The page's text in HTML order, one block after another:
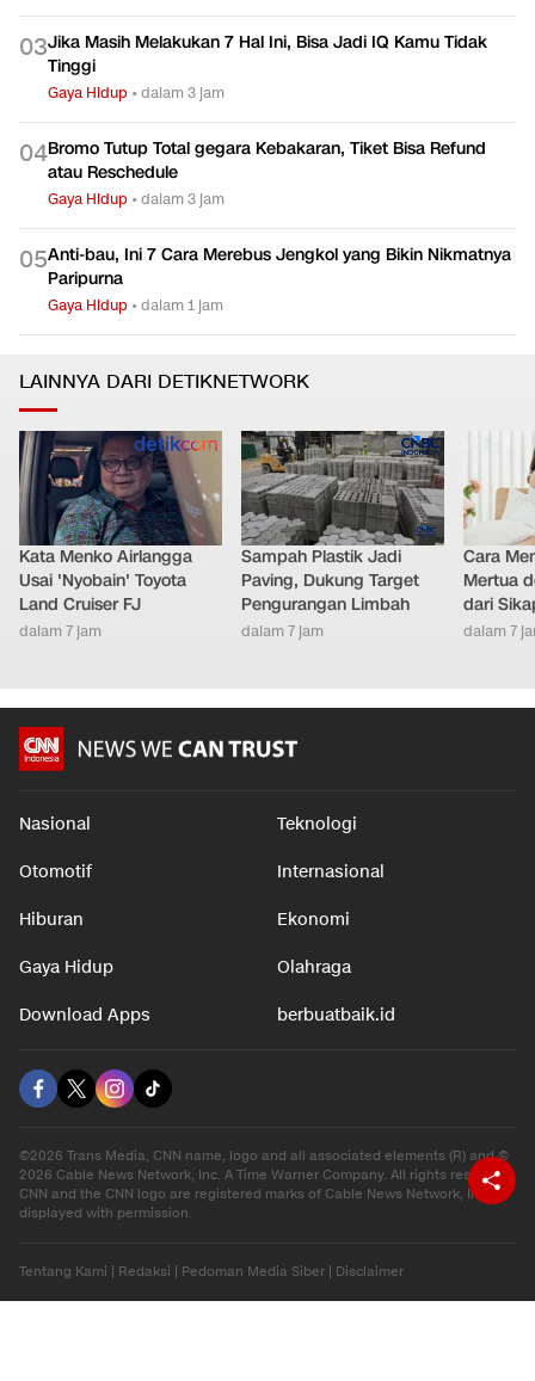
03Jika Masih Melakukan 7 Hal Ini, Bisa Jadi IQ Kamu Tidak
Tinggi
Gaya Hidup •dalam 3 jam
04Bromo Tutup Total gegara Kebakaran, Tiket Bisa Refund
atau Reschedule
Gaya Hidup •dalam 3 jam
05Anti-bau, Ini 7 Cara Merebus Jengkol yang Bikin Nikmatnya
Paripurna
Gaya Hidup •dalam 1 jam
LAINNYA DARI DETIKNETWORK
Kata Menko Airlangga
Usai 'Nyobain' Toyota
Land Cruiser FJ
dalam 7 jam
Sampah Plastik Jadi
Paving, Dukung Target
Pengurangan Limbah
dalam 7 jam
Cara
Mertua
dari
dalam 7
Nasional Teknologi
Otomotif Internasional
Hiburan Ekonomi
Gaya Hidup Olahraga
Download Apps berbuatbaik.id
©2026 Trans Media, CNN name, logo and all associated elements (R) and ©
2026 Cable News Network, Inc. A Time Warner Company. All rights reserved.
CNN and the CNN logo are registered marks of Cable News Network, Inc.,
displayed with permission.
Tentang Kami | Redaksi | Pedoman Media Siber | Disclaimer